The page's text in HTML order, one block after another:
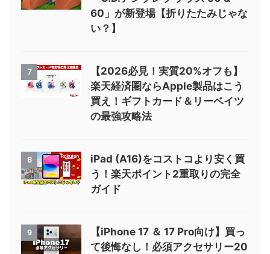
60」が新登場【折りたたみじゃな
い？】
7
【2026必見！実質20%オフも】
楽天経済圏ならApple製品はこう
買え！ギフトカード＆リーベイツ
の最強攻略法
8
iPad (A16)をコストコより安く買
う！楽天ポイント2重取りの完全
ガイド
9
【iPhone 17 ＆ 17 Pro向け】買っ
て後悔なし！必須アクセサリー20